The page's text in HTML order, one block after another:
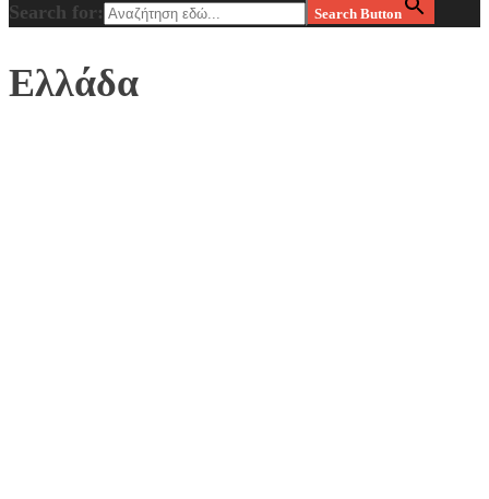
Search for: Search Button
Ελλάδα